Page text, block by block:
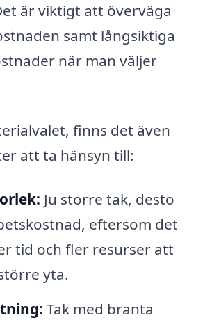
är viktigt att överväga
samt långsiktiga
när man väljer
finns det även
att ta hänsyn till:
Ju större tak, desto
eftersom det
tid och fler resurser att
yta.
Tak med branta